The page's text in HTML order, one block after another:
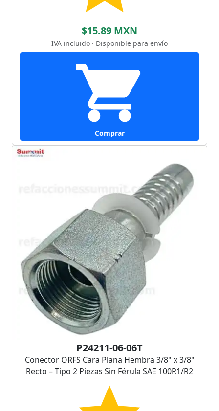
$15.89 MXN
IVA incluido · Disponible para envío
Comprar
P24211-06-06T
Conector ORFS Cara Plana Hembra 3/8" x 3/8"
Recto – Tipo 2 Piezas Sin Férula SAE 100R1/R2